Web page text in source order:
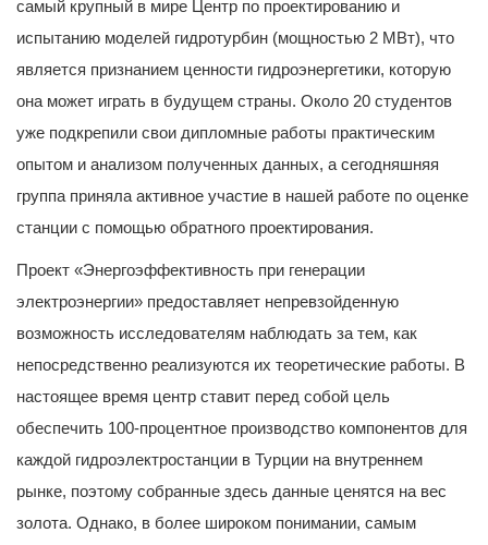
самый крупный в мире Центр по проектированию и
испытанию моделей гидротурбин (мощностью 2 МВт), что
является признанием ценности гидроэнергетики, которую
она может играть в будущем страны. Около 20 студентов
уже подкрепили свои дипломные работы практическим
опытом и анализом полученных данных, а сегодняшняя
группа приняла активное участие в нашей работе по оценке
станции с помощью обратного проектирования.
Проект «Энергоэффективность при генерации
электроэнергии» предоставляет непревзойденную
возможность исследователям наблюдать за тем, как
непосредственно реализуются их теоретические работы. В
настоящее время центр ставит перед собой цель
обеспечить 100-процентное производство компонентов для
каждой гидроэлектростанции в Турции на внутреннем
рынке, поэтому собранные здесь данные ценятся на вес
золота. Однако, в более широком понимании, самым